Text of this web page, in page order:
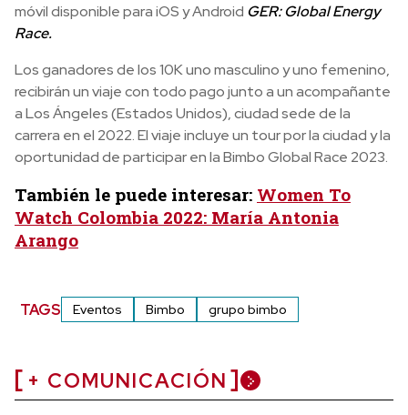
móvil disponible para iOS y Android GER: Global Energy
Race.
Los ganadores de los 10K uno masculino y uno femenino,
recibirán un viaje con todo pago junto a un acompañante
a Los Ángeles (Estados Unidos), ciudad sede de la
carrera en el 2022. El viaje incluye un tour por la ciudad y la
oportunidad de participar en la Bimbo Global Race 2023.
También le puede interesar: Women To
Watch Colombia 2022: María Antonia
Arango
TAGS Eventos Bimbo grupo bimbo
+ COMUNICACIÓN